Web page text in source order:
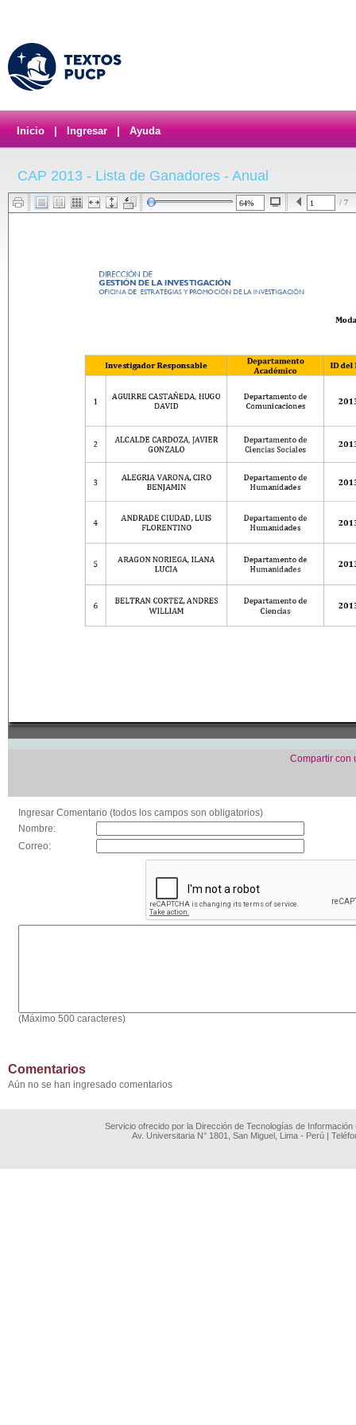
Inicio Ingresar Ayuda
CAP 2013 - Lista de Ganadores - Anual
/ 7
Compartir con
Ingresar Comentario (todos los campos son obligatorios)
Nombre:
Correo:
(Máximo 500 caracteres)
Comentarios
Aún no se han ingresado comentarios
Servicio ofrecido por la Dirección de Tecnologías de
Av. Universitaria N° 1801, San Miguel, Lima - Perú |